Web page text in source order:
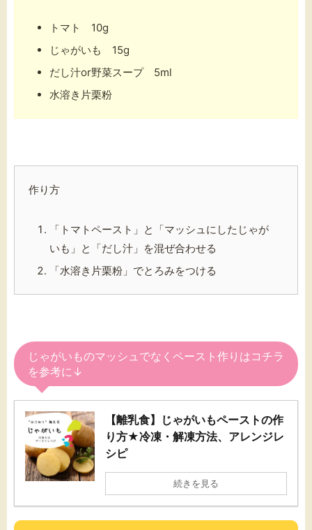
トマト 10g
じゃがいも 15g
だし汁or野菜スープ 5ml
水溶き片栗粉
作り方
「トマトペースト」と「マッシュにしたじゃが
いも」と「だし汁」を混ぜ合わせる
「水溶き片栗粉」でとろみをつける
じゃがいものマッシュでなくペースト作りはコチラ
を参考に↓
【離乳食】じゃがいもペーストの作
り方★冷凍・解凍方法、アレンジレ
シピ
続きを見る